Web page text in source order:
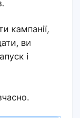
кампанії,
ви
і